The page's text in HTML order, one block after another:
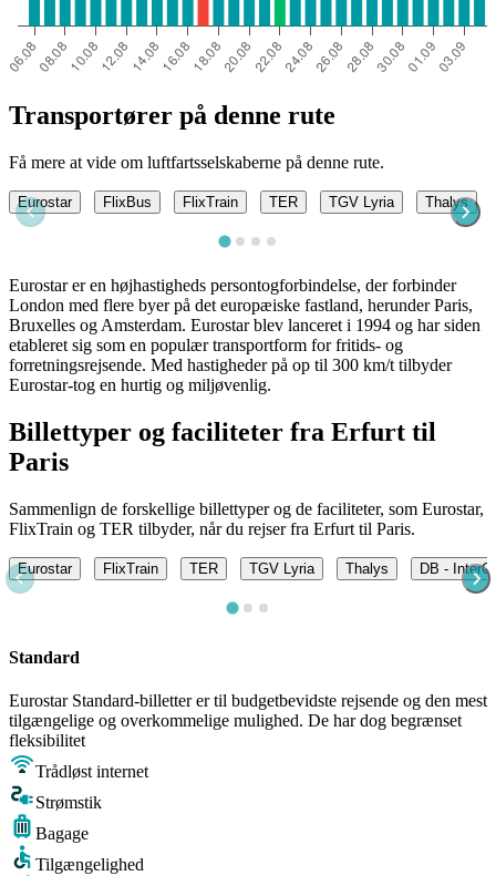
Transportører på denne rute
Få mere at vide om luftfartsselskaberne på denne rute.
Eurostar FlixBus FlixTrain TER TGV Lyria Thalys
Eurostar er en højhastigheds persontogforbindelse, der forbinder
London med flere byer på det europæiske fastland, herunder Paris,
Bruxelles og Amsterdam. Eurostar blev lanceret i 1994 og har siden
etableret sig som en populær transportform for fritids- og
forretningsrejsende. Med hastigheder på op til 300 km/t tilbyder
Eurostar-tog en hurtig og miljøvenlig.
Billettyper og faciliteter fra Erfurt til
Paris
Sammenlign de forskellige billettyper og de faciliteter, som Eurostar,
FlixTrain og TER tilbyder, når du rejser fra Erfurt til Paris.
Eurostar FlixTrain TER TGV Lyria Thalys DB -
Standard
Eurostar Standard-billetter er til budgetbevidste rejsende og den mest
tilgængelige og overkommelige mulighed. De har dog begrænset
fleksibilitet
Trådløst internet
Strømstik
Bagage
Tilgængelighed